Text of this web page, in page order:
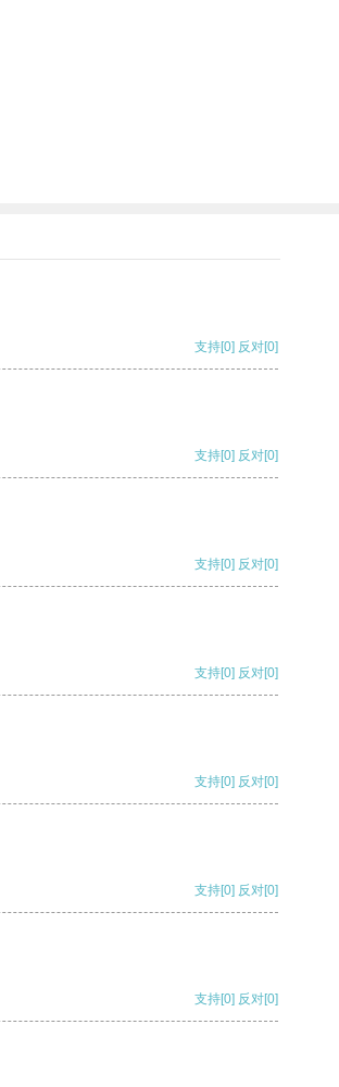
支持[0] 反对[0]
支持[0] 反对[0]
支持[0] 反对[0]
支持[0] 反对[0]
支持[0] 反对[0]
支持[0] 反对[0]
支持[0] 反对[0]